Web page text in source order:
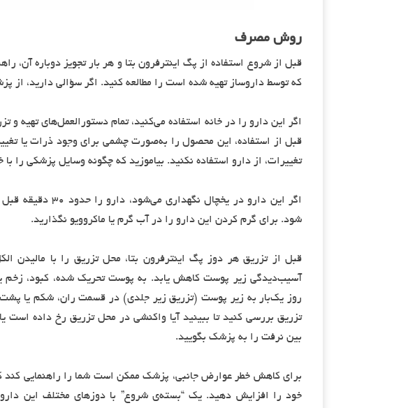
روش مصرف
قبل از شروع استفاده از پگ اینترفرون بتا و هر بار تجویز دوباره آن،
که توسط داروساز تهیه شده است را مطالعه کنید. اگر سؤالی دارید، از
اگر این دارو را در خانه استفاده می‌کنید، تمام دستورالعمل‌های تهیه
قبل از استفاده، این محصول را به‌صورت چشمی برای وجود ذرات یا
تغییرات، از دارو استفاده نکنید. بیاموزید که چگونه وسایل پزشکی را
اگر این دارو در
شود. برای گرم کردن این دارو را در آب گرم یا ماکروویو نگذارید.
قبل از تزریق هر دوز پگ اینترفرون بتا، محل تزریق را با مالیدن
تزریق بررسی کنید تا ببینید آیا واکنشی در محل تزریق رخ داده است
بین نرفت را به پزشک بگویید.
برای کاهش خطر عوارض جانبی، پزشک ممکن است شما را راهنمایی کند
خود را افزایش دهید. یک “بسته‌ی شروع” با دوزهای مختلف این